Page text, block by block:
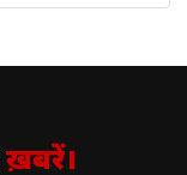
ख़बरें।